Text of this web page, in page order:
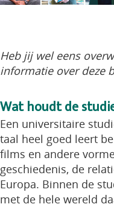
Heb jij wel eens
informatie over deze
Wat houdt de
Een universitaire
taal heel goed leert
films en andere
geschiedenis, de
Europa. Binnen de
met de hele wereld